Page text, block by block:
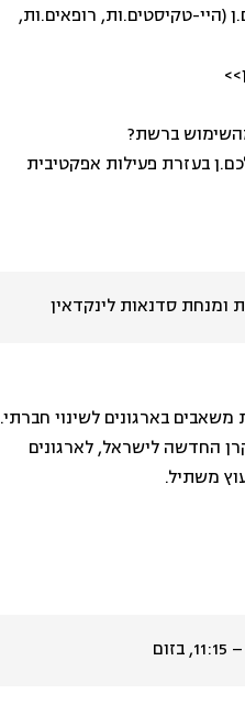
(היי-טקיסטים.ות, רופאים.ות,
ברשת?
בעזרת פעילות אפקטיבית
ומנחת סדנאות לינקדאין
בארגונים לשינוי חברתי.
החדשה לישראל, לארגונים
משתיל.